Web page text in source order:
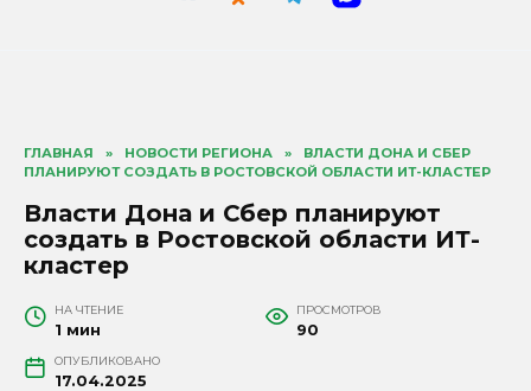
ГЛАВНАЯ » НОВОСТИ РЕГИОНА »
ВЛАСТИ ДОНА И СБЕР
ПЛАНИРУЮТ СОЗДАТЬ В РОСТОВСКОЙ ОБЛАСТИ ИТ-КЛАСТЕР
Власти Дона и Сбер планируют
создать в Ростовской области ИТ-
кластер
НА ЧТЕНИЕ
1 мин
ПРОСМОТРОВ
90
ОПУБЛИКОВАНО
17.04.2025